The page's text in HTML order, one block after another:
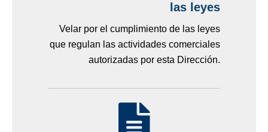
las leyes
Velar por el cumplimiento de las leyes
que regulan las actividades comerciales
autorizadas por esta Dirección.